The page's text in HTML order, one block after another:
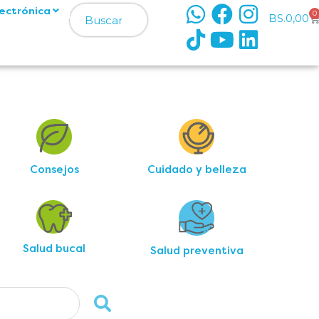
BS.0,00 0
Consejos Cuidado y belleza
Salud bucal Salud preventiva